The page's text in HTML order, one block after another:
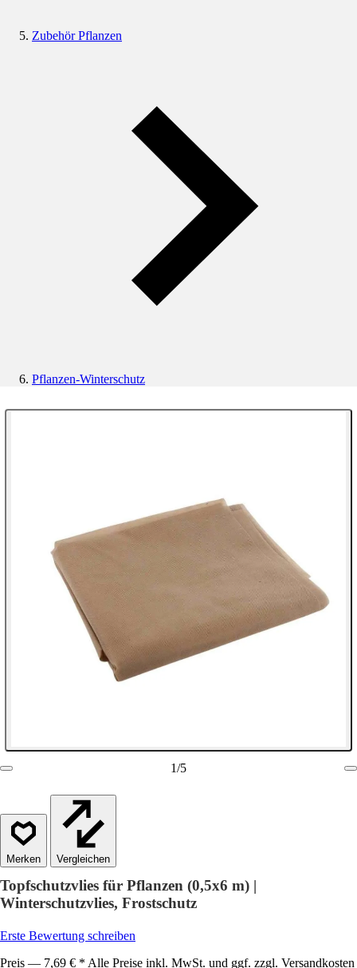
Zubehör Pflanzen
Pflanzen-Winterschutz
1/5
Vergleichen
Topfschutzvlies für Pflanzen (0,5x6 m) |
Winterschutzvlies, Frostschutz
Erste Bewertung schreiben
Preis — 7,69 € * Alle Preise inkl. MwSt. und ggf. zzgl. Versandkosten